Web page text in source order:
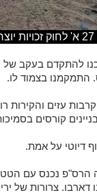
להתקדם בעקב של
התמקמנו בצמוד לו.
בניינים קורסים
דיוטי על אמת.
הרס"פ נכנס עם
דארבו. צרורות של